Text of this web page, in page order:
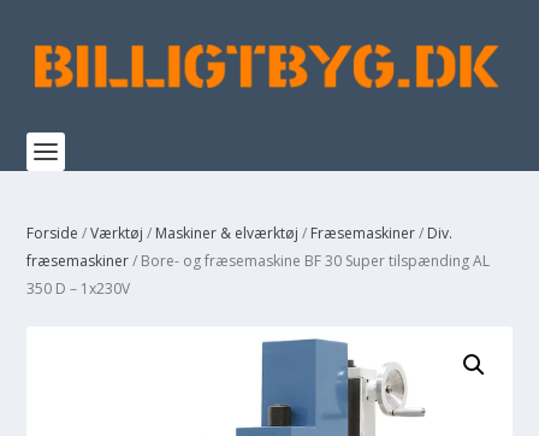
Forside /Værktøj / Maskiner & elværktøj / Fræsemaskiner/ Div.
fræsemaskiner/ Bore- og fræsemaskine BF 30 Super tilspænding AL
350 D – 1x230V